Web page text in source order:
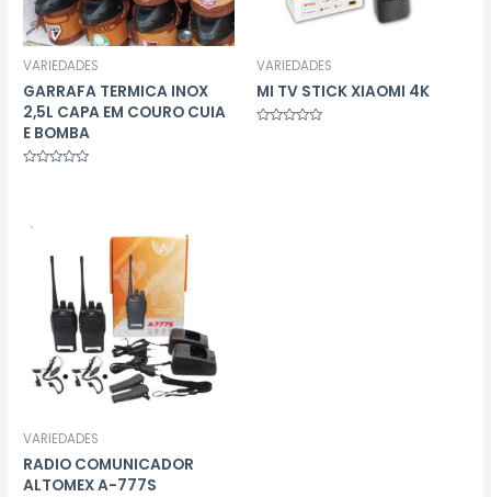
VARIEDADES
GARRAFA TERMICA INOX
2,5L CAPA EM COURO CUIA
E BOMBA
VARIEDADES
MI TV STICK XIAOMI 4K
VARIEDADES
RADIO COMUNICADOR
ALTOMEX A-777S